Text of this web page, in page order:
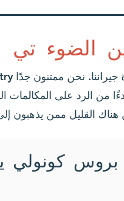
الضوء تي
من الرد على المكالمات
بروس كونولي